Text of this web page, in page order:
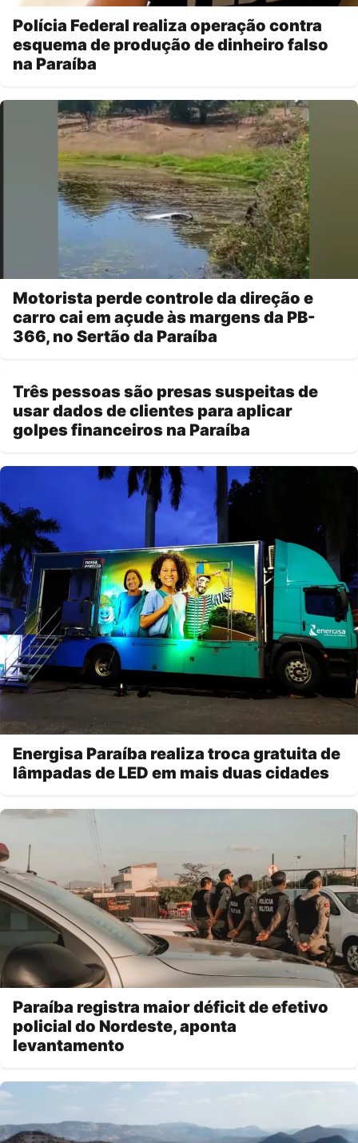
Polícia Federal realiza operação contra
esquema de produção de dinheiro falso
na Paraíba
Motorista perde controle da direção e
carro cai em açude às margens da PB-
366, no Sertão da Paraíba
Três pessoas são presas suspeitas de
usar dados de clientes para aplicar
golpes financeiros na Paraíba
Energisa Paraíba realiza troca gratuita de
lâmpadas de LED em mais duas cidades
Paraíba registra maior déficit de efetivo
policial do Nordeste, aponta
levantamento